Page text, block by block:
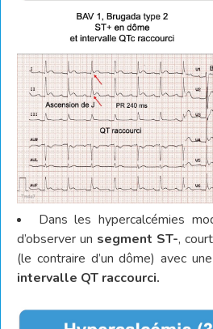
Dans les hypercalcémies
d’observer un segment ST-,
(le contraire d’un dôme) avec une
intervalle QT raccourci.